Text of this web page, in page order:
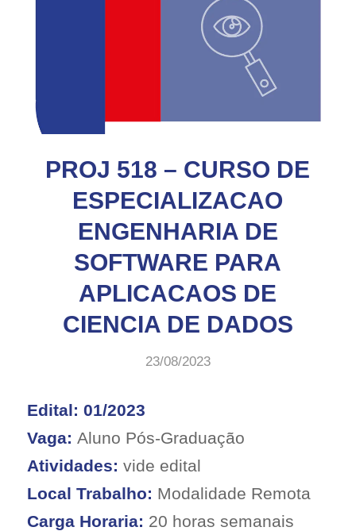
PROJ 518 – CURSO DE
ESPECIALIZACAO
ENGENHARIA DE
SOFTWARE PARA
APLICACAOS DE
CIENCIA DE DADOS
23/08/2023
Edital: 01/2023
Vaga: Aluno Pós-Graduação
Atividades: vide edital
Local Trabalho: Modalidade Remota
Carga Horaria: 20 horas semanais